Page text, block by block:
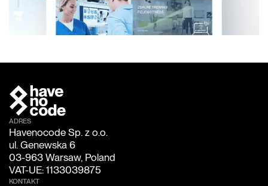
ADRES
Havenocode Sp. z o.o.
ul. Genewska 6
03-963 Warsaw, Poland
VAT-UE: 1133039875
KONTAKT